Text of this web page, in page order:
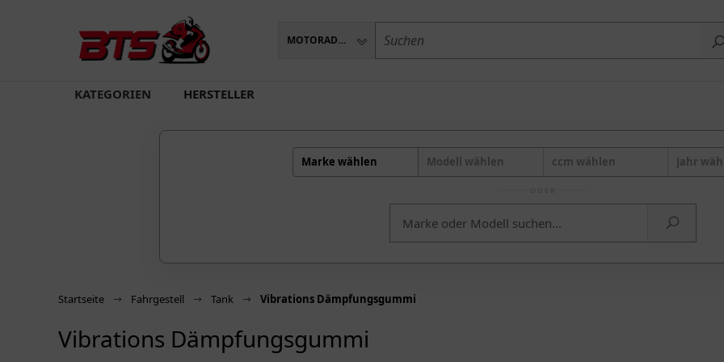
MOTORADTEILE
KATEGORIEN HERSTELLER
Marke wählen Modell wählen ccm wählen Jahr
Startseite Fahrgestell Tank Vibrations Dämpfungsgummi
Vibrations Dämpfungsgummi